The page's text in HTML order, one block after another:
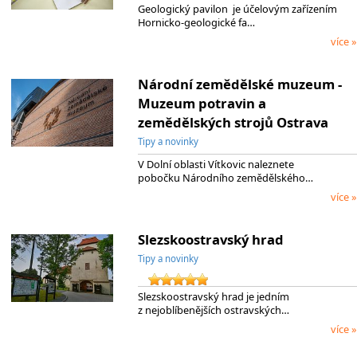
Geologický pavilon je účelovým zařízením
Hornicko-geologické fa…
více »
Národní zemědělské muzeum -
Muzeum potravin a
zemědělských strojů Ostrava
Tipy a novinky
V Dolní oblasti Vítkovic naleznete
pobočku Národního zemědělského…
více »
Slezskoostravský hrad
Tipy a novinky
Slezskoostravský hrad je jedním
z nejoblíbenějších ostravských…
více »